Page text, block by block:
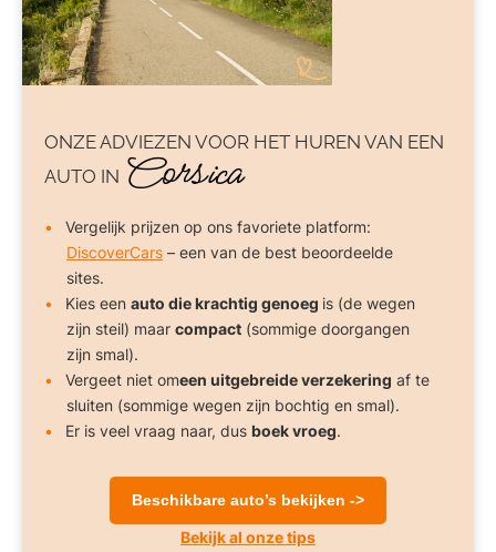
ONZE ADVIEZEN VOOR HET HUREN VAN EEN
AUTO IN Corsica
Vergelijk prijzen op ons favoriete platform:
DiscoverCars – een van de best beoordeelde
sites.
Kies een auto die krachtig genoeg is (de wegen
zijn steil) maar compact (sommige doorgangen
zijn smal).
Vergeet niet omeen uitgebreide verzekering af te
sluiten (sommige wegen zijn bochtig en smal).
Er is veel vraag naar, dus boek vroeg.
Beschikbare auto’s bekijken ->
Bekijk al onze tips